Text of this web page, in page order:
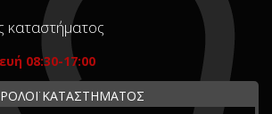
καταστήματος
08:30-17:00
ΡΟΛΟΪ ΚΑΤΑΣΤΗΜΑΤΟΣ